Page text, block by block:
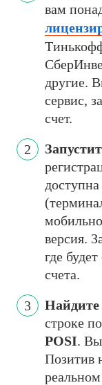
вам
другие.
сервис,
счет.
версия.
где
счета.
строке
POSI.
Позитив